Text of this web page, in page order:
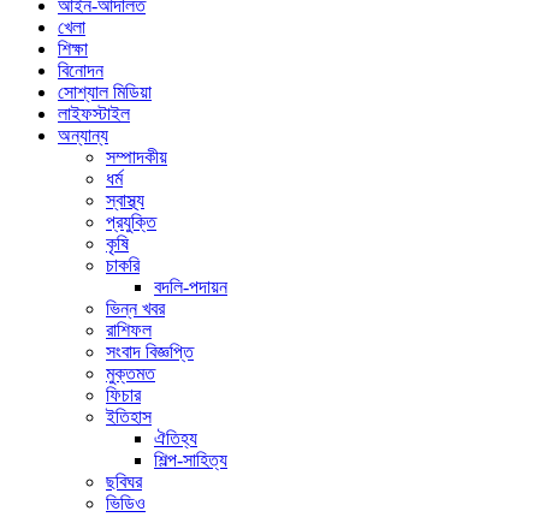
আইন-আদালত
খেলা
শিক্ষা
বিনোদন
সোশ্যাল মিডিয়া
লাইফস্টাইল
অন্যান্য
সম্পাদকীয়
ধর্ম
স্বাস্থ্য
প্রযুক্তি
কৃষি
চাকরি
বদলি-পদায়ন
ভিন্ন খবর
রাশিফল
সংবাদ বিজ্ঞপ্তি
মুক্তমত
ফিচার
ইতিহাস
ঐতিহ্য
শিল্প-সাহিত্য
ছবিঘর
ভিডিও